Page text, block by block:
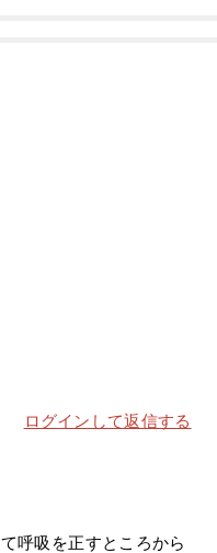
ログインして返信する
呼吸を正すところから